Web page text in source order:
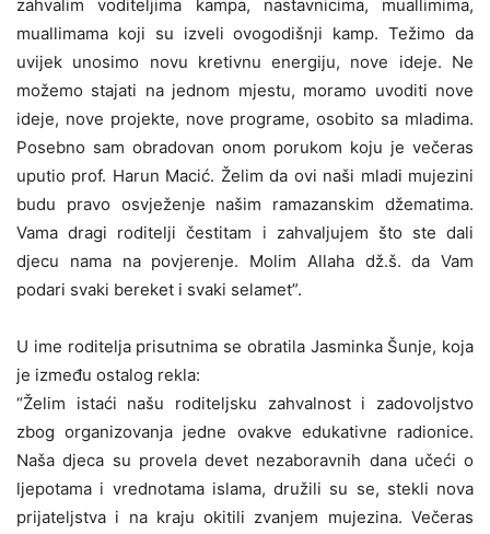
zahvalim voditeljima kampa, nastavnicima, muallimima,
muallimama koji su izveli ovogodišnji kamp. Težimo da
uvijek unosimo novu kretivnu energiju, nove ideje. Ne
možemo stajati na jednom mjestu, moramo uvoditi nove
ideje, nove projekte, nove programe, osobito sa mladima.
Posebno sam obradovan onom porukom koju je večeras
uputio prof. Harun Macić. Želim da ovi naši mladi mujezini
budu pravo osvježenje našim ramazanskim džematima.
Vama dragi roditelji čestitam i zahvaljujem što ste dali
djecu nama na povjerenje. Molim Allaha dž.š. da Vam
podari svaki bereket i svaki selamet”.
U ime roditelja prisutnima se obratila Jasminka Šunje, koja
je između ostalog rekla:
“Želim istaći našu roditeljsku zahvalnost i zadovoljstvo
zbog organizovanja jedne ovakve edukativne radionice.
Naša djeca su provela devet nezaboravnih dana učeći o
ljepotama i vrednotama islama, družili su se, stekli nova
prijateljstva i na kraju okitili zvanjem mujezina. Večeras